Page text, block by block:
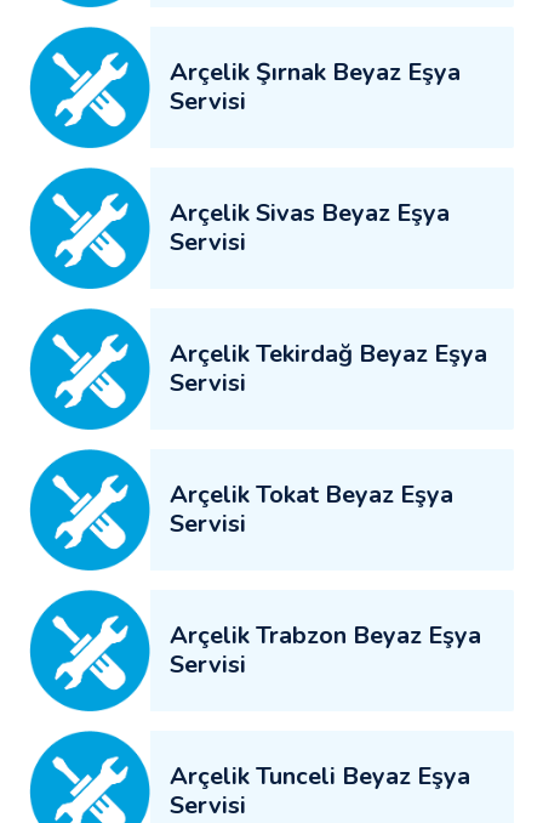
Arçelik Şırnak Beyaz Eşya
Servisi
Arçelik Sivas Beyaz Eşya
Servisi
Arçelik Tekirdağ Beyaz Eşya
Servisi
Arçelik Tokat Beyaz Eşya
Servisi
Arçelik Trabzon Beyaz Eşya
Servisi
Arçelik Tunceli Beyaz Eşya
Servisi